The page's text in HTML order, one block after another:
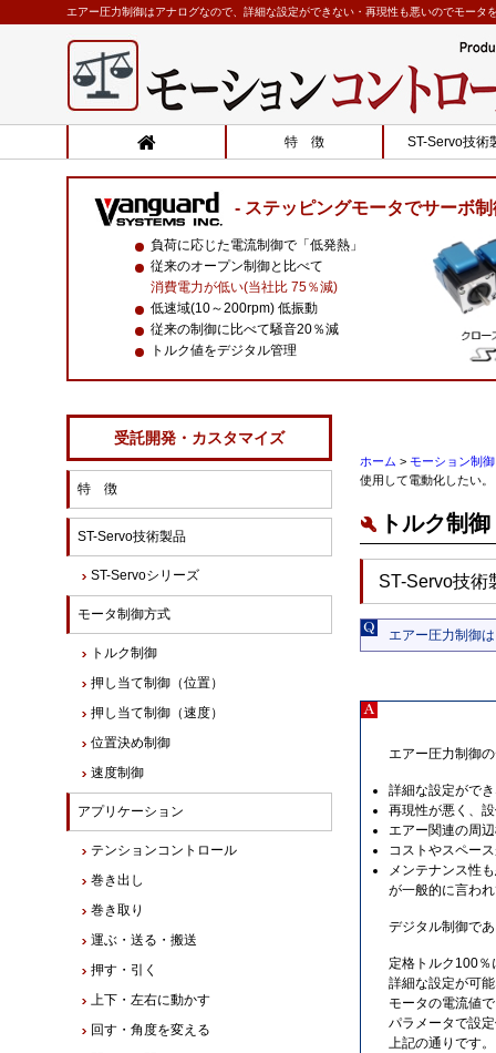
エアー圧力制御はアナログなので、詳細な設定ができない・再現性も悪いのでモー
特 徴 ST-Servo技術
ステッピングモータでサーボ制
負荷に応じた電流制御で「低発熱」
従来のオープン制御と比べて
消費電力が低い(当社比 75％減)
低速域(10～200rpm) 低振動
従来の制御に比べて騒音20％減
トルク値をデジタル管理
ホーム > モーション制
使用して電動化したい。
トルク制
ST-Servo技術
エアー圧力制御
エアー圧力制御
詳細な設定がで
再現性が悪く、
エアー関連の周
コストやスペー
メンテナンス性
が一般的に言わ
デジタル制御で
定格トルク100
詳細な設定が可
モータの電流値
パラメータで設
上記の通りです。
受託開発・カスタマイズ
特 徴
ST-Servo技術製品
ST-Servoシリーズ
モータ制御方式
トルク制御
押し当て制御（位置）
押し当て制御（速度）
位置決め制御
速度制御
アプリケーション
テンションコントロール
巻き出し
巻き取り
運ぶ・送る・搬送
押す・引く
上下・左右に動かす
回す・角度を変える